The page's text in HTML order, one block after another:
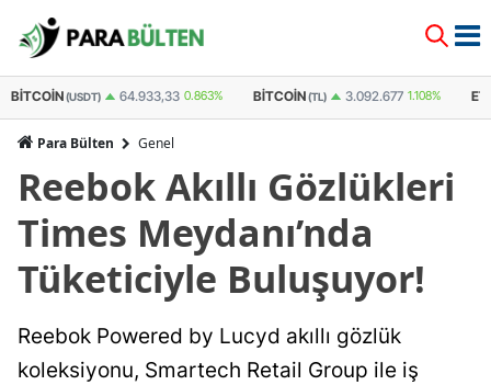
BITCOIN(USDT) 64.933,33 0.863% BITCOIN(TL) 3.092.677 1.108%
Para Bülten Genel
Reebok Akıllı Gözlükleri
Times Meydanı’nda
Tüketiciyle Buluşuyor!
Reebok Powered by Lucyd akıllı gözlük
koleksiyonu, Smartech Retail Group ile iş